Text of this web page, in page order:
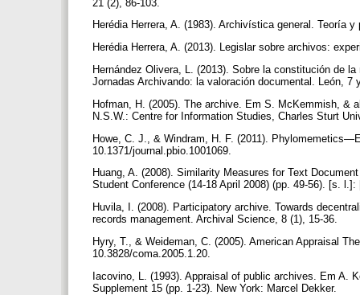
21 (2), 86-103.
Herédia Herrera, A. (1983). Archivística general. Teoría
Herédia Herrera, A. (2013). Legislar sobre archivos:
Hernández Olivera, L. (2013). Sobre la constitución de
Jornadas Archivando: la valoración documental. León,
Hofman, H. (2005). The archive. Em S. McKemmish, &
N.S.W.: Centre for Information Studies, Charles Sturt
Howe, C. J., & Windram, H. F. (2011).
10.1371/journal.pbio.1001069.
Huang, A. (2008). Similarity Measures for Text
Student Conference (14-18 April 2008) (pp. 49-56). [s.
Huvila, I. (2008). Participatory archive. Towards
records management. Archival Science, 8 (1), 15-36.
Hyry, T., & Weideman, C. (2005). American Appraisal
10.3828/coma.2005.1.20.
Iacovino, L. (1993). Appraisal of public archives. Em A.
Supplement 15 (pp. 1-23). New York: Marcel Dekker.